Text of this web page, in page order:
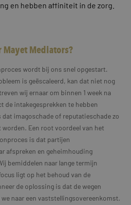
en hebben affiniteit in de zorg.
Mayet Mediators?
wordt bij ons snel opgestart.
is geëscaleerd, kan dat niet nog
wij ernaar om binnen 1 week na
de intakegesprekken te hebben
dat imagoschade of reputatieschade zo
Een root voordeel van het
is dat partijen
afspreken en geheimhouding
bemiddelen naar lange termijn
ligt op het behoud van de
de oplossing is dat de wegen
naar een vaststellingsovereenkomst.